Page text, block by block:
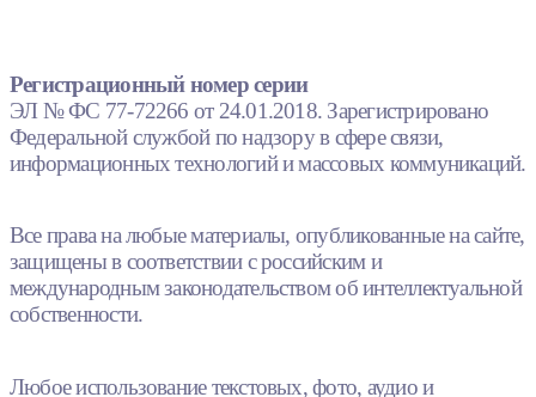
Регистрационный номер серии
ЭЛ № ФС 77-72266 от 24.01.2018. Зарегистрировано
Федеральной службой по надзору в сфере связи,
информационных технологий и массовых коммуникаций.
Все права на любые материалы, опубликованные на сайте,
защищены в соответствии с российским и
международным законодательством об интеллектуальной
собственности.
Любое использование текстовых, фото, аудио и